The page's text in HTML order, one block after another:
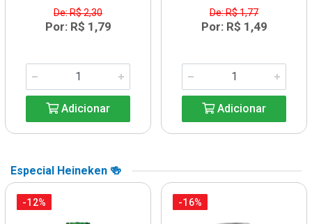
De: R$ 2,30
Por: R$ 1,79
Adicionar
De: R$ 1,77
Por: R$ 1,49
Adicionar
Especial Heineken 🍻
-12% -16%